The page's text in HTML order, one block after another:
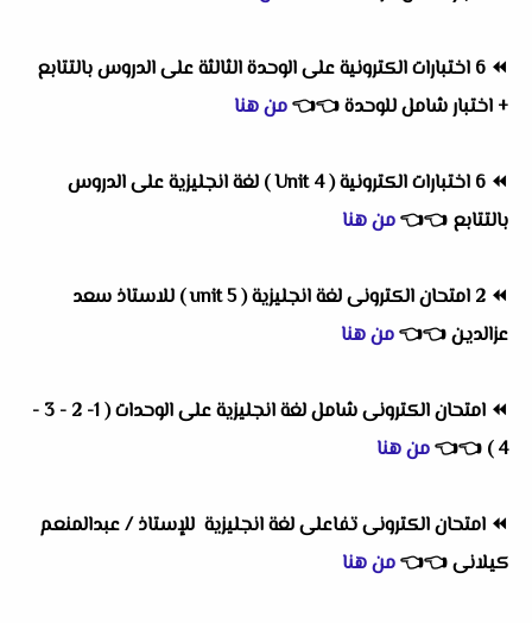
⏪
6 اختبارات الكترونية على الوحدة الثالثة على الدروس بالتتابع
+ اختبار شامل للوحدة👈
👈من هنا
⏪
6 اختبارات الكترونية ( Unit 4 ) لغة انجليزية على الدروس
بالتتابع 👈
👈من هنا
⏪
2 امتحان الكترونى لغة انجليزية ( unit 5 ) للاستاذ سعد
عزالدين👈
👈من هنا
⏪
امتحان الكترونى شامل لغة انجليزية على الوحدات ( 1- 2 - 3 -
4 )
👈
👈من هنا
⏪ امتحان الكترونى تفاعلى لغة انجليزية للإستاذ / عبدالمنعم
كيلانى👈
👈من هنا